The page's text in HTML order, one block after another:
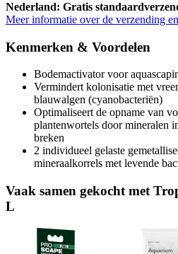
Nederland: Gratis
Meer informatie over de verzending
Kenmerken & Voordelen
Bodemactivator voor
Vermindert kolonisatie met
blauwalgen (cyanobacteriën)
Optimaliseert de opname van
plantenwortels door mineralen
breken
2 individueel gelaste
mineraalkorrels met levende
Vaak samen gekocht met
L